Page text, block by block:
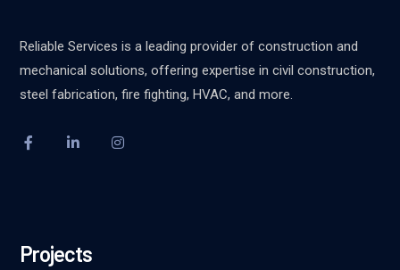
Reliable Services is a leading provider of construction and
mechanical solutions, offering expertise in civil construction,
steel fabrication, fire fighting, HVAC, and more.
Projects